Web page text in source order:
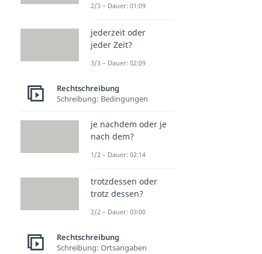
2/3 – Dauer: 01:09
jederzeit oder
jeder Zeit?
3/3 – Dauer: 02:09
Rechtschreibung
Schreibung: Bedingungen
je nachdem oder je
nach dem?
1/2 – Dauer: 02:14
trotzdessen oder
trotz dessen?
2/2 – Dauer: 03:00
Rechtschreibung
Schreibung: Ortsangaben